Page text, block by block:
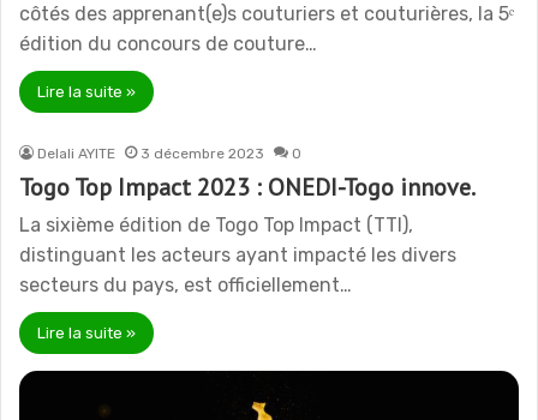
côtés des apprenant(e)s couturiers et couturières, la 5ᵉ
édition du concours de couture…
Lire la suite »
Delali AYITE 3 décembre 2023 0
Togo Top Impact 2023 : ONEDI-Togo innove.
La sixième édition de Togo Top Impact (TTI),
distinguant les acteurs ayant impacté les divers
secteurs du pays, est officiellement…
Lire la suite »